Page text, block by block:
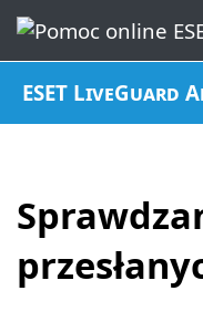
ESET LiveGuard